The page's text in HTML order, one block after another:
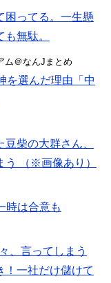
困ってる。一生懸
無駄。
ム＠なんJまとめ
を選んだ理由「中
柴の大群さん、
う （※画像あり）
は合意も
、言ってしまう
！一社だけ儲けて